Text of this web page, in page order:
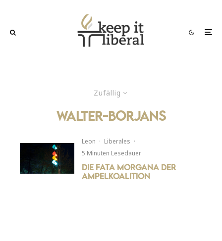
Zufällig
Walter-Borjans
Leon · Liberales ·
5 Minuten Lesedauer
Die Fata Morgana der
Ampelkoalition